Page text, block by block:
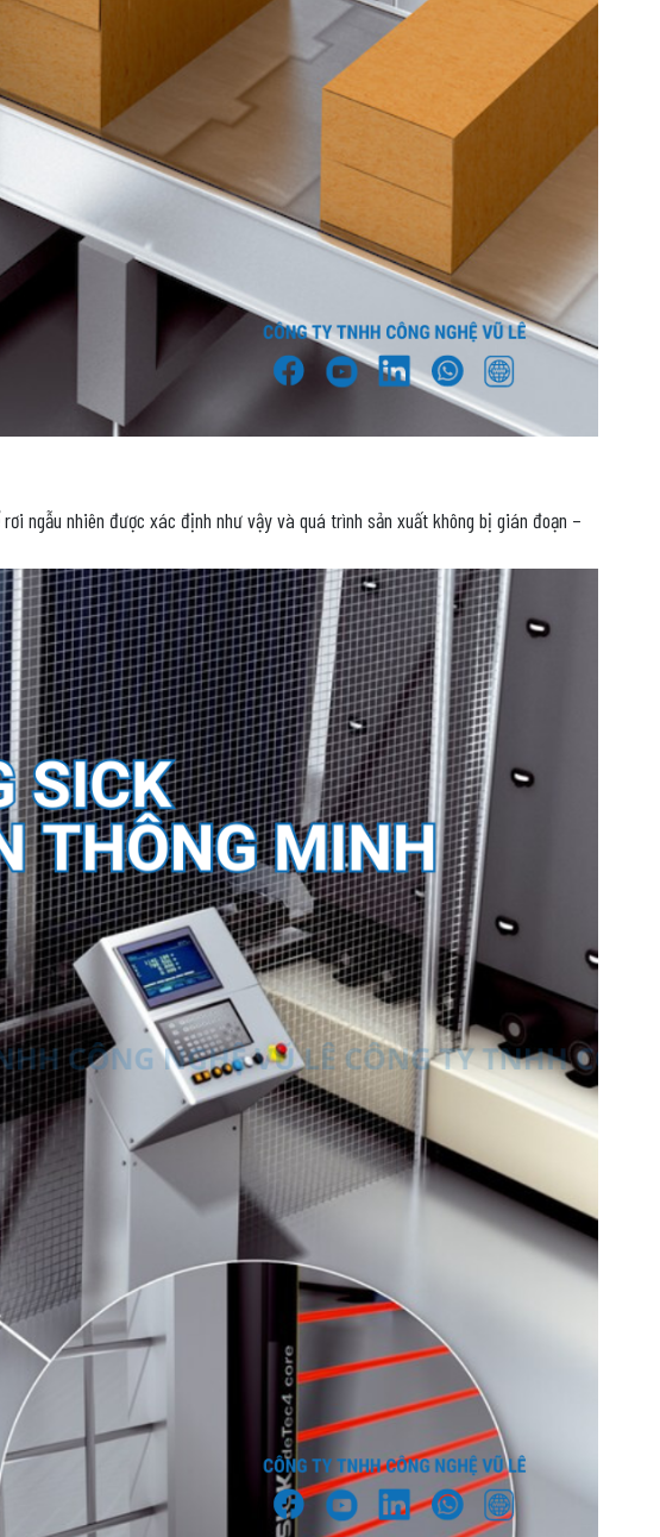
ngẫu nhiên được xác định như vậy và quá trình sản xuất không bị gián đoạn –